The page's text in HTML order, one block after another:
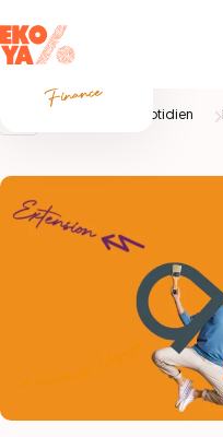
Au quotidien